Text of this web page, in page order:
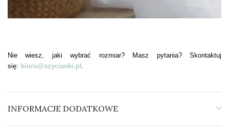
Nie wiesz, jaki wybrać rozmiar? Masz pytania? Skontaktuj
się: biuro@szycianki.pl
INFORMACJE DODATKOWE